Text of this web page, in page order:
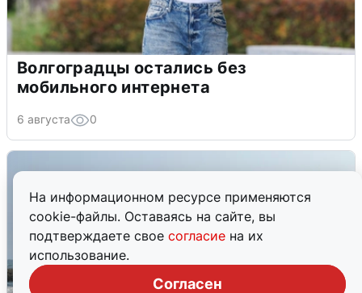
На информационном ресурсе применяются
cookie-файлы. Оставаясь на сайте, вы
подтверждаете свое согласие на их
использование.
Согласен
Волгоградцы остались без
мобильного интернета
6 августа 0